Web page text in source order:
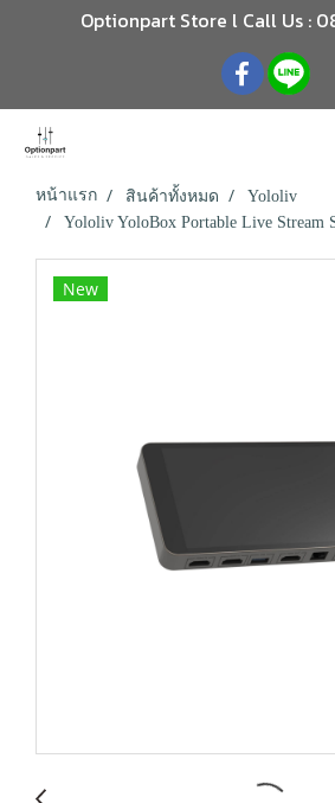
Optionpart Store l Call Us :
หน้าแรก สินค้าทั้งหมด
Yololiv
Yololiv YoloBox Portable Live Stream
New